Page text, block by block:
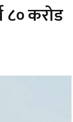
८० करोड